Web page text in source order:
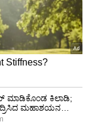
ಉಲ್ಲಂಘಿಸುವ
ಕೋರ್ಟ್
ಪರ
ಇಶಾನಿ
Wahi),